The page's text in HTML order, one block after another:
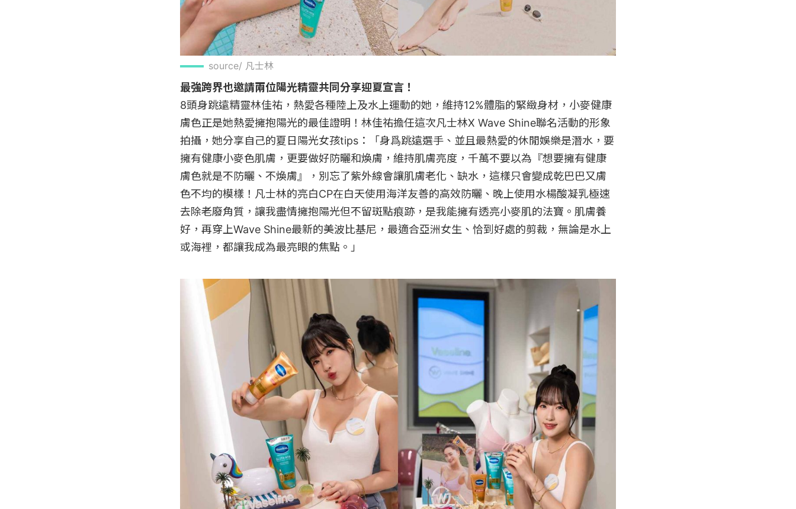
source/ 凡士林
最強跨界也邀請兩位陽光精靈共同分享迎夏宣言！
8頭身跳遠精靈林佳祐，熱愛各種陸上及水上運動的她，維持12%體脂的緊緻身材，小麥健康
膚色正是她熱愛擁抱陽光的最佳證明！林佳祐擔任這次凡士林X Wave Shine聯名活動的形象
拍攝，她分享自己的夏日陽光女孩tips：「身爲跳遠選手、並且最熱愛的休閒娛樂是潛水，要
擁有健康小麥色肌膚，更要做好防曬和煥膚，維持肌膚亮度，千萬不要以為『想要擁有健康
膚色就是不防曬、不煥膚』，別忘了紫外線會讓肌膚老化、缺水，這樣只會變成乾巴巴又膚
色不均的模樣！凡士林的亮白CP在白天使用海洋友善的高效防曬、晚上使用水楊酸凝乳極速
去除老廢角質，讓我盡情擁抱陽光但不留斑點痕跡，是我能擁有透亮小麥肌的法寶。肌膚養
好，再穿上Wave Shine最新的美波比基尼，最適合亞洲女生、恰到好處的剪裁，無論是水上
或海裡，都讓我成為最亮眼的焦點。」